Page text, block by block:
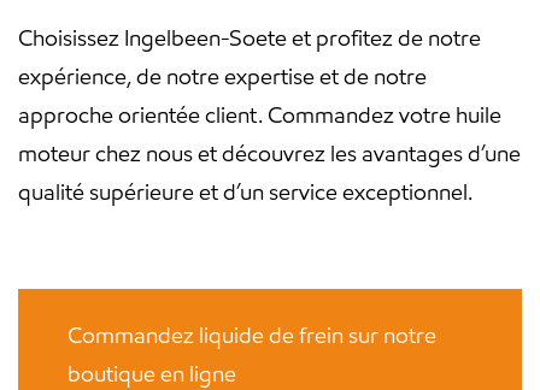
Choisissez Ingelbeen-Soete et profitez de notre
expérience, de notre expertise et de notre
approche orientée client. Commandez votre huile
moteur chez nous et découvrez les avantages d’une
qualité supérieure et d’un service exceptionnel.
Commandez liquide de frein sur notre
boutique en ligne